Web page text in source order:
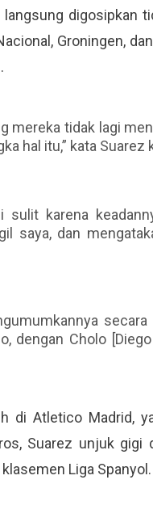
digosipkan
Groningen,
mereka tidak lagi
hal itu,” kata Suarez
sulit karena
saya, dan
dengan Cholo
di Atletico Madrid,
Suarez unjuk
Liga Spanyol.